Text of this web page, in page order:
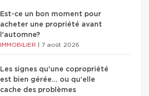
Est-ce un bon moment pour
acheter une propriété avant
l'automne?
IMMOBILIER 7 août 2026
Les signes qu'une copropriété
est bien gérée… ou qu'elle
cache des problèmes